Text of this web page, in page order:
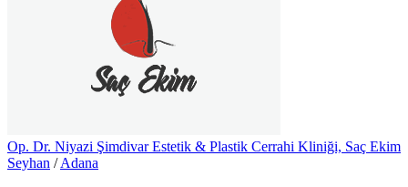
Op. Dr. Niyazi Şimdivar Estetik & Plastik Cerrahi Kliniği, Saç Ekim
Seyhan /Adana